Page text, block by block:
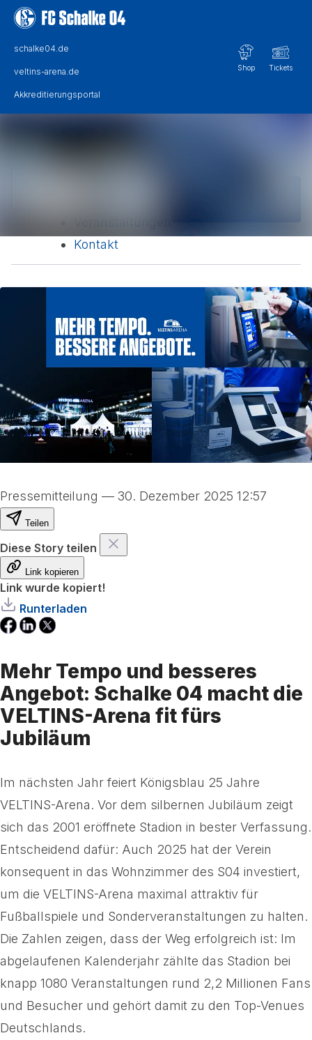
Veranstaltungen
Kontakt
Pressemitteilung — 30. Dezember 2025 12:57
Teilen
Diese Story teilen
Link kopieren
Link wurde kopiert!
Runterladen
Mehr Tempo und besseres
Angebot: Schalke 04 macht die
VELTINS-Arena fit fürs
Jubiläum
Im nächsten Jahr feiert Königsblau 25 Jahre
VELTINS-Arena. Vor dem silbernen Jubiläum zeigt
sich das 2001 eröffnete Stadion in bester Verfassung.
Entscheidend dafür: Auch 2025 hat der Verein
konsequent in das Wohnzimmer des S04 investiert,
um die VELTINS-Arena maximal attraktiv für
Fußballspiele und Sonderveranstaltungen zu halten.
Die Zahlen zeigen, dass der Weg erfolgreich ist: Im
abgelaufenen Kalenderjahr zählte das Stadion bei
knapp 1080 Veranstaltungen rund 2,2 Millionen Fans
und Besucher und gehört damit zu den Top-Venues
Deutschlands.